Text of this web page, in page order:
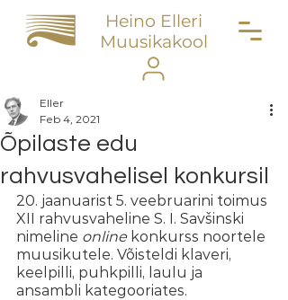
Heino Elleri
Muusikakool
Õpilaste edu
rahvusvahelisel konkursil
Eller
Feb 4, 2021
20. jaanuarist 5. veebruarini toimus
XII rahvusvaheline S. I. Savšinski
nimeline online konkurss noortele
muusikutele. Võisteldi klaveri,
keelpilli, puhkpilli, laulu ja
ansambli kategooriates.